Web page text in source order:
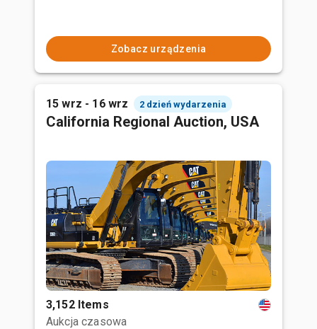
Zobacz urządzenia
15 wrz - 16 wrz 2 dzień wydarzenia
California Regional Auction, USA
3,152 Items
Aukcja czasowa